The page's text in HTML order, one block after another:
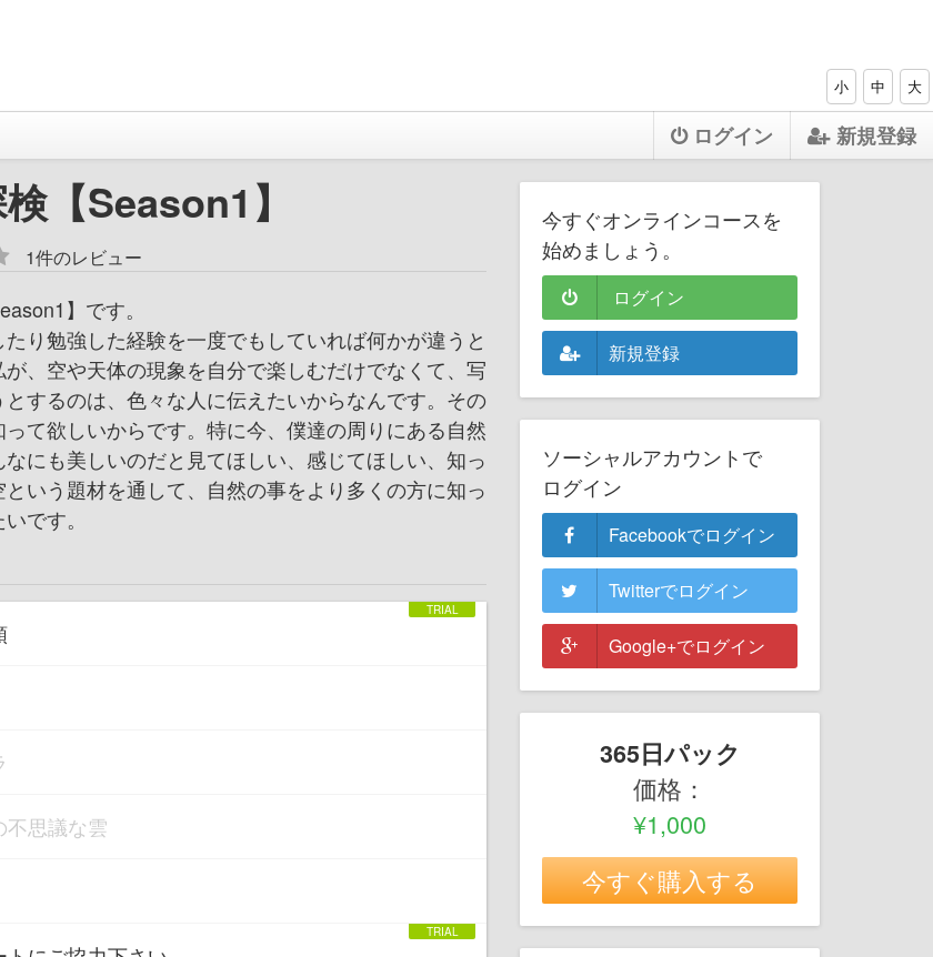
小 中 大
ログイン 新規登録
【Season1】
1件のレビュー
】です。
り勉強した経験を一度でもしていれば何かが違うと
、空や天体の現象を自分で楽しむだけでなくて、写
するのは、色々な人に伝えたいからなんです。その
て欲しいからです。特に今、僕達の周りにある自然
にも美しいのだと見てほしい、感じてほしい、知っ
いう題材を通して、自然の事をより多くの方に知っ
です。
不思議な雲
今すぐオンラインコースを
始めましょう。
ログイン
新規登録
ソーシャルアカウントで
ログイン
Facebookでログイン
Twitterでログイン
Google+でログイン
365日パック
価格：
¥1,000
今すぐ購入する